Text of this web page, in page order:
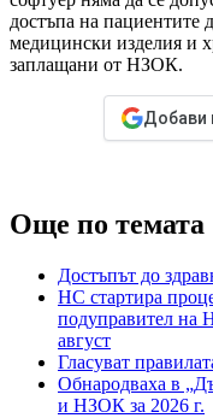
достъпа на пациентите
медицински изделия и
заплащани от НЗОК.
Добави
Още по темата
Достъпът до
НС стартира
подуправител на
август
Гласуват
Обнародваха в
и НЗОК за 2026 г.